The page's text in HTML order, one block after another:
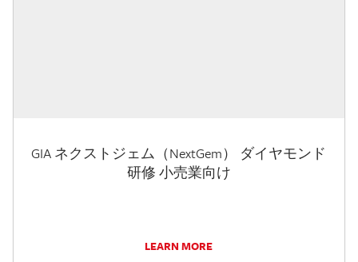
GIA ネクストジェム（NextGem） ダイヤモンド
研修 小売業向け
LEARN MORE